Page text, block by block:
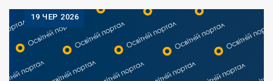
26 Чер 2026
У конкурсі на посаду Містківського ліцею перемогу
здобула Білінська Оксана Романівна. Вітаємо!!!!
Бажаємо далекоглядних планів та здійснення усіх
задумів!.
19 ЧЕР 2026